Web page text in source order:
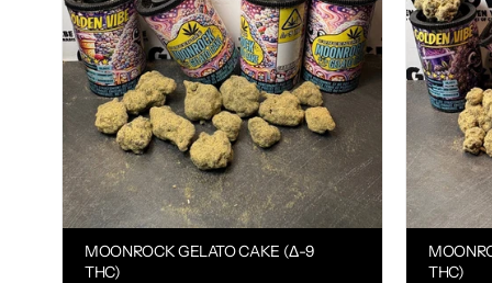
la
pl
u
s
a
n
ci
e
n
n
e
MOONROCK GELATO CAKE (Δ-9
THC)
THC)